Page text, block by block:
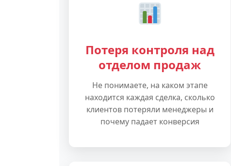
Потеря контроля над
отделом продаж
Не понимаете, на каком этапе
находится каждая сделка, сколько
клиентов потеряли менеджеры и
почему падает конверсия